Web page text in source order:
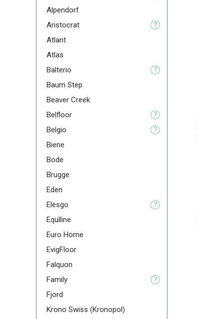
Alpendorf
Aristoсrat
?
Atlant
Atlas
Balterio
?
Baum Step
Beaver Creek
Belfloor
?
Belgio
?
Biene
Bode
Brugge
Eden
Elesgo
?
Equlline
Euro Home
EvigFloor
Falquon
Family
?
Fjord
Krono Swiss (Kronopol)